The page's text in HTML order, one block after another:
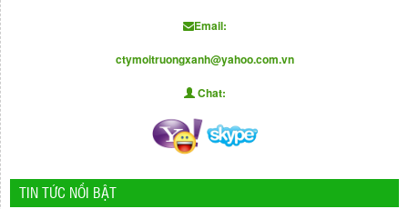
Email:
ctymoitruongxanh@yahoo.com.vn
Chat:
TIN TỨC NỔI BẬT